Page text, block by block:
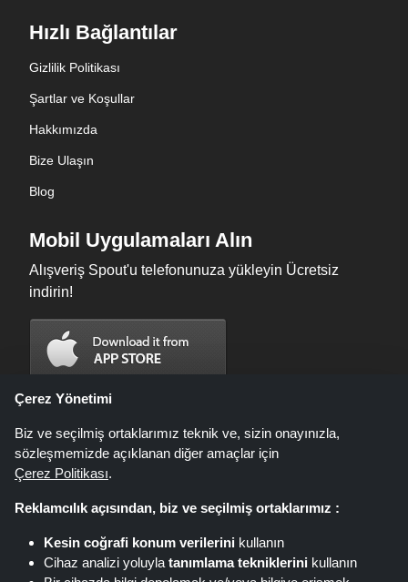
Hızlı Bağlantılar
Gizlilik Politikası
Şartlar ve Koşullar
Hakkımızda
Bize Ulaşın
Blog
Mobil Uygulamaları Alın
Alışveriş Spout'u telefonunuza yükleyin Ücretsiz
indirin!
Shoppingspout.com/tr fırsatların, indirimlerin ve kuponların sunulduğu bir
web sitesidir; bu fırsatlar veya teklifler farklı bağlı kuruluş ağları aracılığıyla
Çerez Yönetimi
Biz ve seçilmiş ortaklarımız teknik ve, sizin onayınızla,
sözleşmemizde açıklanan diğer amaçlar için
Çerez Politikası.
Reklamcılık açısından, biz ve seçilmiş ortaklarımız :
Kesin coğrafi konum verilerini kullanın
Cihaz analizi yoluyla tanımlama tekniklerini kullanın